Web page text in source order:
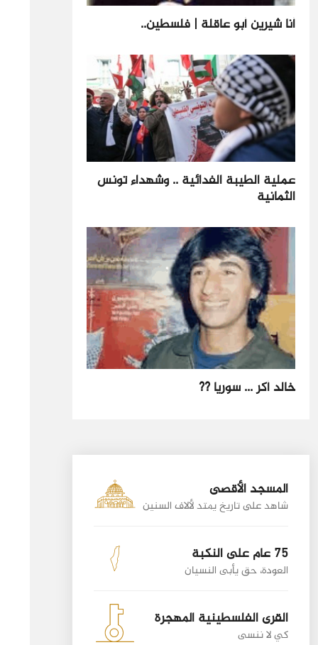
أنا شيرين أبو عاقلة | فلسطين..
عملية الطيبة الفدائية .. وشهداء تونس
الثمانية
خالد أكر ... سوريا ??
المسجد الأقصى
شاهد على تاريخ يمتد لألاف السنين
75 عام على النكبة
العودة، حق يأبى النسيان
القرى الفلسطينية المهجرة
كي لا ننسى